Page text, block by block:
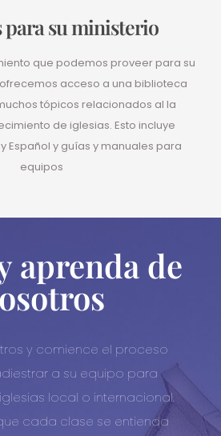
para su ministerio
que podemos proveer para su
acceso a una biblioteca
tópicos relacionados al la
de iglesias. Esto incluye
Español y guías y manuales para
equipos
aprenda de
y comience el proceso
a su equipo para
local o internacional.
cada clase se entienda